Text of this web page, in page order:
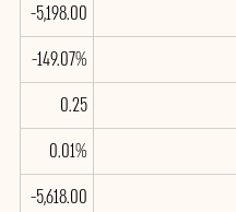
-5,198.00
-149.07%
0.25
0.01%
-5,618.00